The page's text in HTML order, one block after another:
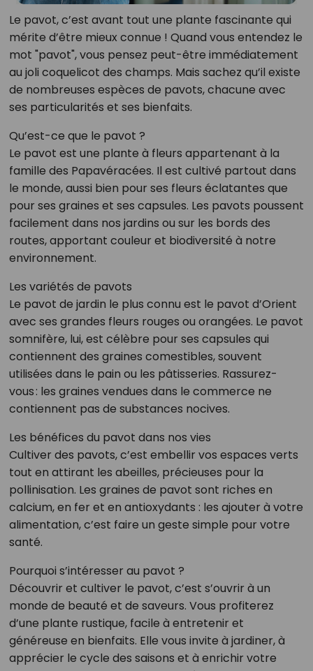
Le pavot, c’est avant tout une plante fascinante qui
mérite d’être mieux connue ! Quand vous entendez le
mot "pavot", vous pensez peut-être immédiatement
au joli coquelicot des champs. Mais sachez qu’il existe
de nombreuses espèces de pavots, chacune avec
ses particularités et ses bienfaits.
Qu’est-ce que le pavot ?
Le pavot est une plante à fleurs appartenant à la
famille des Papavéracées. Il est cultivé partout dans
le monde, aussi bien pour ses fleurs éclatantes que
pour ses graines et ses capsules. Les pavots poussent
facilement dans nos jardins ou sur les bords des
routes, apportant couleur et biodiversité à notre
environnement.
Les variétés de pavots
Le pavot de jardin le plus connu est le pavot d’Orient
avec ses grandes fleurs rouges ou orangées. Le pavot
somnifère, lui, est célèbre pour ses capsules qui
contiennent des graines comestibles, souvent
utilisées dans le pain ou les pâtisseries. Rassurez-
vous : les graines vendues dans le commerce ne
contiennent pas de substances nocives.
Les bénéfices du pavot dans nos vies
Cultiver des pavots, c’est embellir vos espaces verts
tout en attirant les abeilles, précieuses pour la
pollinisation. Les graines de pavot sont riches en
calcium, en fer et en antioxydants : les ajouter à votre
alimentation, c’est faire un geste simple pour votre
santé.
Pourquoi s’intéresser au pavot ?
Découvrir et cultiver le pavot, c’est s’ouvrir à un
monde de beauté et de saveurs. Vous profiterez
d’une plante rustique, facile à entretenir et
généreuse en bienfaits. Elle vous invite à jardiner, à
apprécier le cycle des saisons et à enrichir votre